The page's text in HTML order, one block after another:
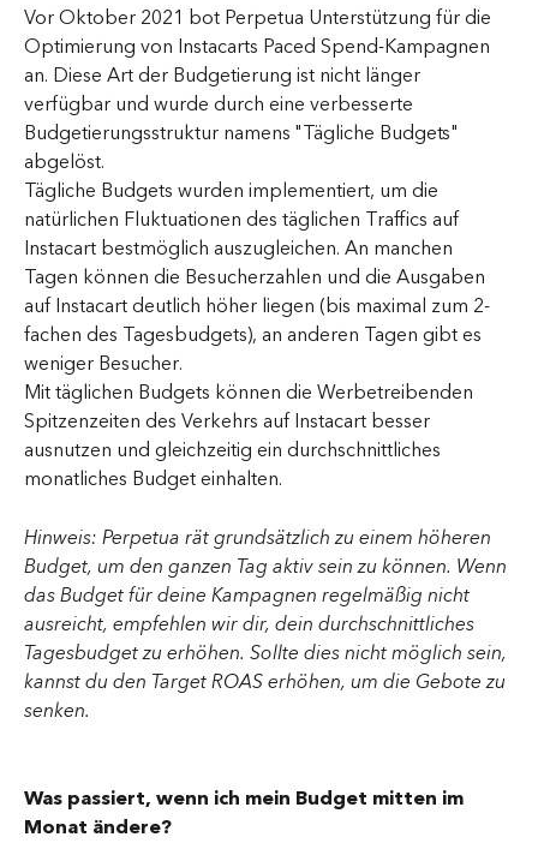
Vor Oktober 2021 bot Perpetua Unterstützung für die
Optimierung von Instacarts Paced Spend-Kampagnen
an. Diese Art der Budgetierung ist nicht länger
verfügbar und wurde durch eine verbesserte
Budgetierungsstruktur namens "Tägliche Budgets"
abgelöst.
Tägliche Budgets wurden implementiert, um die
natürlichen Fluktuationen des täglichen Traffics auf
Instacart bestmöglich auszugleichen. An manchen
Tagen können die Besucherzahlen und die Ausgaben
auf Instacart deutlich höher liegen (bis maximal zum 2-
fachen des Tagesbudgets), an anderen Tagen gibt es
weniger Besucher.
Mit täglichen Budgets können die Werbetreibenden
Spitzenzeiten des Verkehrs auf Instacart besser
ausnutzen und gleichzeitig ein durchschnittliches
monatliches Budget einhalten.
Hinweis: Perpetua rät grundsätzlich zu einem höheren
Budget, um den ganzen Tag aktiv sein zu können. Wenn
das Budget für deine Kampagnen regelmäßig nicht
ausreicht, empfehlen wir dir, dein durchschnittliches
Tagesbudget zu erhöhen. Sollte dies nicht möglich sein,
kannst du den Target ROAS erhöhen, um die Gebote zu
senken.
Was passiert, wenn ich mein Budget mitten im
Monat ändere?